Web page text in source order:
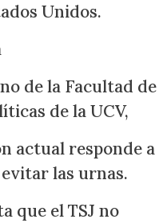
Unidos.
de la Facultad de
de la UCV,
actual responde a
las urnas.
que el TSJ no